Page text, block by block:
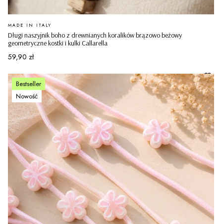
Długi naszyjnik boho z drewnianych koralików brązowo beżowy
geometryczne kostki i kulki Callarella
PRODUCENT
MADE IN ITALY
Cena
59,90 zł
Bestseller
Nowość